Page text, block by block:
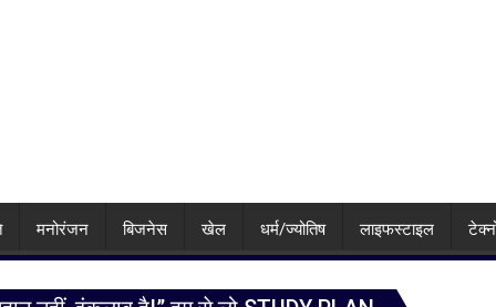
मनोरंजन बिजनेस खेल धर्म/ज्योतिष लाइफस्टाइल